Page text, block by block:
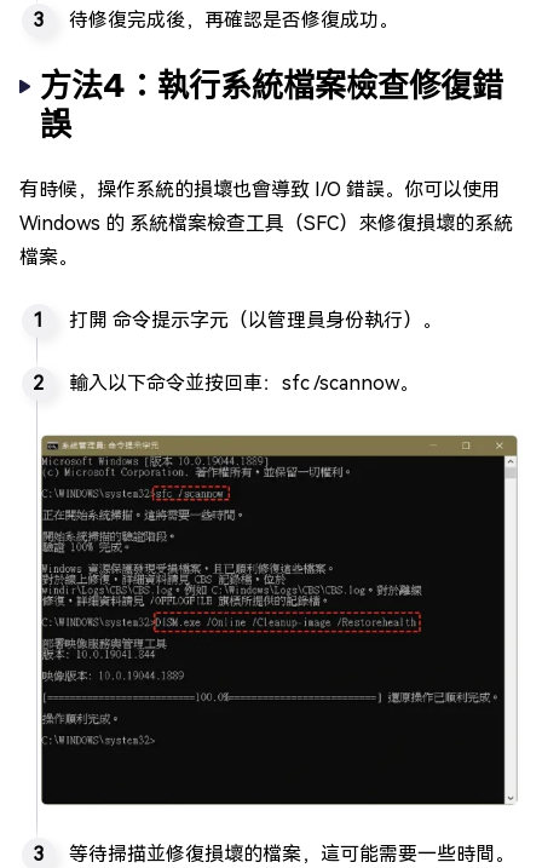
待修復完成後，再確認是否修復成功。
方法4：執行系統檔案檢查修復錯
誤
有時候，操作系統的損壞也會導致 I/O 錯誤。你可以使用
Windows 的 系統檔案檢查工具（SFC）來修復損壞的系統
檔案。
打開 命令提示字元（以管理員身份執行）。
輸入以下命令並按回車：sfc /scannow。
等待掃描並修復損壞的檔案，這可能需要一些時間。